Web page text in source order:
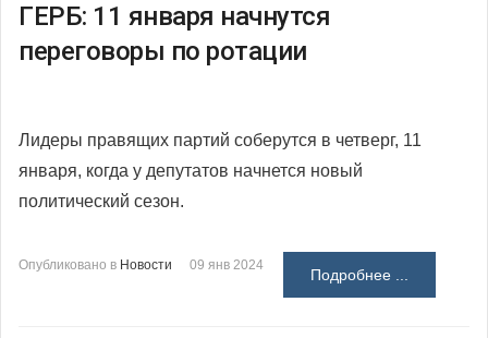
ГЕРБ: 11 января начнутся
переговоры по ротации
Лидеры правящих партий соберутся в четверг, 11
января, когда у депутатов начнется новый
политический сезон.
Опубликовано в Новости 09 янв 2024
Подробнее ...